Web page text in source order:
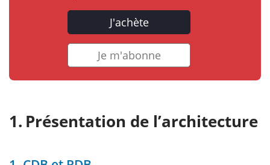
J'achète
Je m'abonne
Présentation de l’architecture